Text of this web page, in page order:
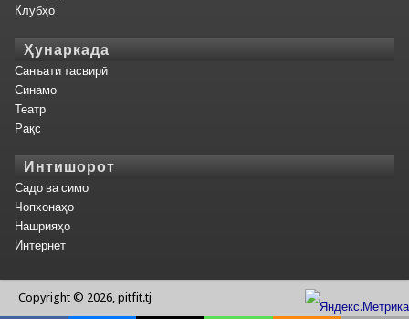
Клубҳо
Ҳунаркада
Санъати тасвирӣ
Синамо
Театр
Рақс
Интишорот
Садо ва симо
Чопхонаҳо
Нашрияҳо
Интернет
Copyright © 2026, pitfit.tj